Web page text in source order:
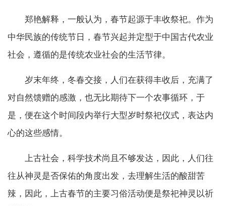
郑艳解释，一般认为，春节起源于丰收祭祀。作为
中华民族的传统节日，春节兴起并定型于中国古代农业
社会，遵循的是传统农业社会的生活节律。
岁末年终，冬春交接，人们在获得丰收后，充满了
对自然馈赠的感激，也无比期待下一个农事循环，于
是，便在这个时间段内举行大型岁时祭祀仪式，表达内
心的这些感情。
上古社会，科学技术尚且不够发达，因此，人们往
往从神灵是否保佑的角度出发，去理解生活的酸甜苦
辣，因此，上古春节的主要习俗活动便是祭祀神灵以祈